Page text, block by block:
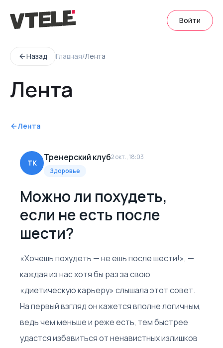
Войти
Назад Главная/Лента
Лента
Лента
ТК
Тренерский клуб2 окт., 18:03
Здоровье
Можно ли похудеть,
если не есть после
шести?
«Хочешь похудеть — не ешь после шести!», —
каждая из нас хотя бы раз за свою
«диетическую карьеру» слышала этот совет.
На первый взгляд он кажется вполне логичным,
ведь чем меньше и реже есть, тем быстрее
удастся избавиться от ненавистных излишков